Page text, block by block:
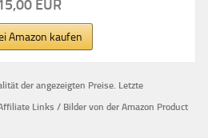
EUR
Amazon kaufen
der angezeigten Preise. Letzte
Links / Bilder von der Amazon Product